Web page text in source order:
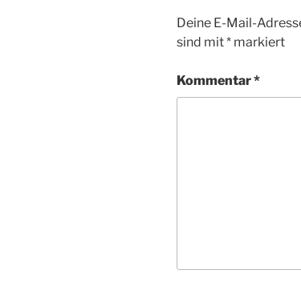
Deine E-Mail-
sind mit* markiert
Kommentar*